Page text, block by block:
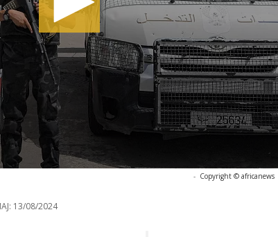
- Copyright © africanews
13/08/2024